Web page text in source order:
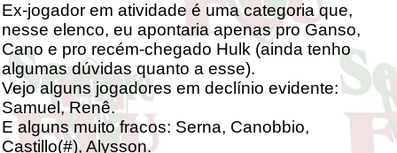
Ex-jogador em atividade é uma categoria que,
nesse elenco, eu apontaria apenas pro Ganso,
Cano e pro recém-chegado Hulk (ainda tenho
algumas dúvidas quanto a esse).
Vejo alguns jogadores em declínio evidente:
Samuel, Renê.
E alguns muito fracos: Serna, Canobbio,
Castillo(#), Alysson.